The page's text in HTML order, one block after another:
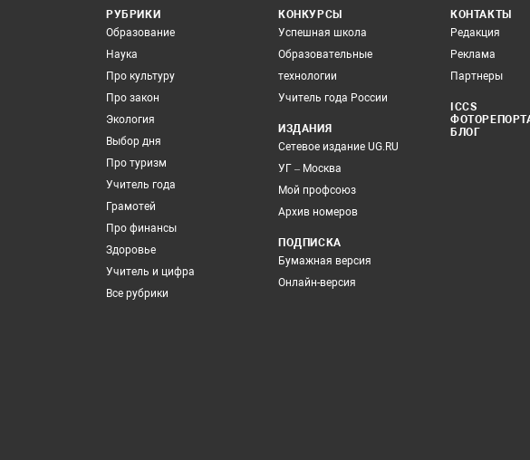
РУБРИКИ
Образование
Наука
Про культуру
Про закон
Экология
Выбор дня
Про туризм
Учитель года
Грамотей
Про финансы
Здоровье
Учитель и цифра
Все рубрики
КОНКУРСЫ
Успешная школа
Образовательные
технологии
Учитель года России
ИЗДАНИЯ
Сетевое издание UG.RU
УГ – Москва
Мой профсоюз
Архив номеров
ПОДПИСКА
Бумажная версия
Онлайн-версия
КОНТАКТЫ
Редакция
Реклама
Партнеры
ICCS
БЛОГ